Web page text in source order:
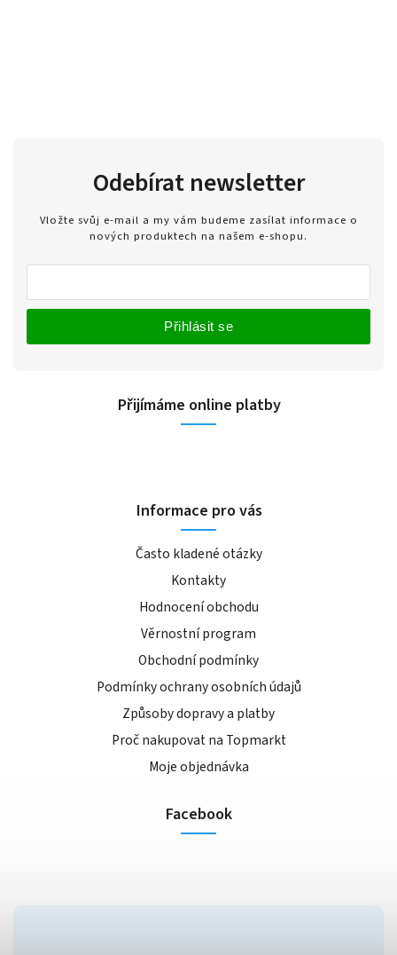
Odebírat newsletter
Vložte svůj e-mail a my vám budeme zasílat informace o
nových produktech na našem e-shopu.
Přihlásit se
Přijímáme online platby
Informace pro vás
Často kladené otázky
Kontakty
Hodnocení obchodu
Věrnostní program
Obchodní podmínky
Podmínky ochrany osobních údajů
Způsoby dopravy a platby
Proč nakupovat na Topmarkt
Moje objednávka
Facebook